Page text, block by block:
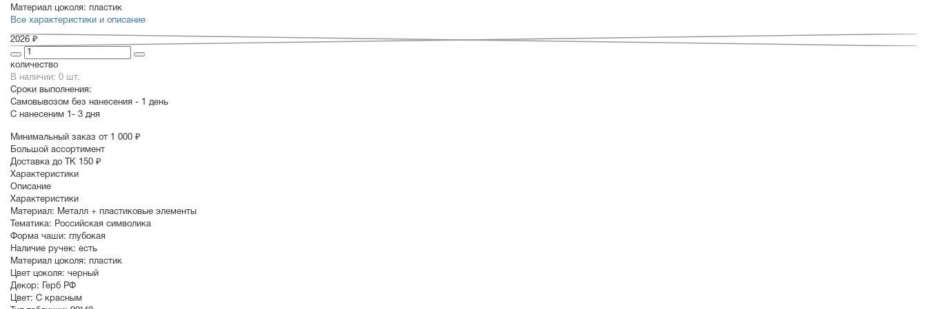
Материал цоколя: пластик
Все характеристики и описание
2026 ₽
количество
В наличии: 0 шт.
Сроки выполнения:
Самовывозом без нанесения - 1 день
С нанесеним 1- 3 дня
Минимальный заказ от 1 000 ₽
Большой ассортимент
Доставка до ТК 150 ₽
Характеристики
Описание
Характеристики
Материал: Металл + пластиковые элементы
Тематика: Российская символика
Форма чаши: глубокая
Наличие ручек: есть
Материал цоколя: пластик
Цвет цоколя: черный
Декор:
Герб РФ
Цвет: С красным